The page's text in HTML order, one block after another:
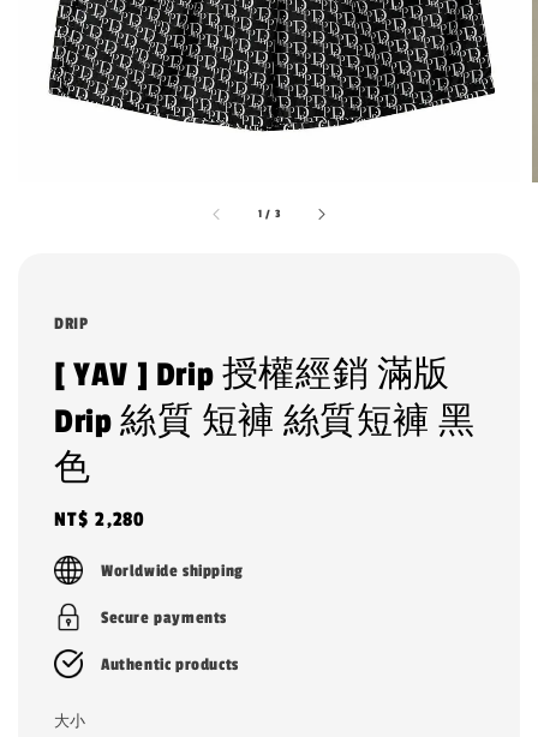
1 / 3
DRIP
[ YAV ] Drip 授權經銷 滿版
Drip 絲質 短褲 絲質短褲 黑
色
Regular
price
NT$ 2,280
Worldwide shipping
Secure payments
Authentic products
大小